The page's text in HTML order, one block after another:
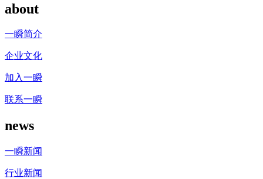
about
一瞬简介
企业文化
加入一瞬
联系一瞬
news
一瞬新闻
行业新闻